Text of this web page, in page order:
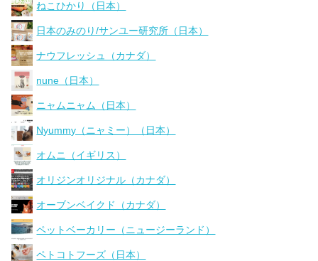
ねこひかり（日本）
日本のみのり/サンユー研究所（日本）
ナウフレッシュ（カナダ）
nune（日本）
ニャムニャム（日本）
Nyummy（ニャミー）（日本）
オムニ（イギリス）
オリジンオリジナル（カナダ）
オーブンベイクド（カナダ）
ペットベーカリー（ニュージーランド）
ペトコトフーズ（日本）